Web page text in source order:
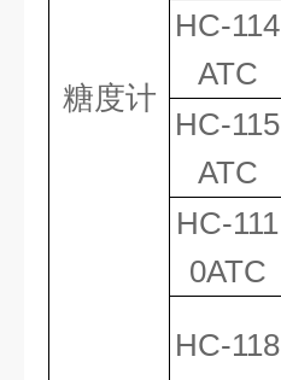
糖度计
HC-114
ATC
HC-115
ATC
HC-111
0ATC
HC-118